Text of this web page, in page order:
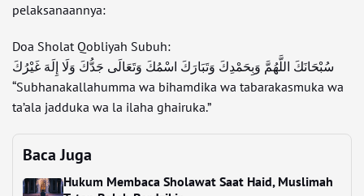
pelaksanaannya:
Doa Sholat Qobliyah Subuh:
سُبْحَانَكَ اللَّهُمَّ وَبِحَمْدِكَ وَتَبَارَكَ اسْمُكَ وَتَعَالَى جَدُّكَ وَلَا إِلَهَ غَيْرُكَ
“Subhanakallahumma wa bihamdika wa tabarakasmuka wa
ta’ala jadduka wa la ilaha ghairuka.”
Baca Juga
Hukum Membaca Sholawat Saat Haid, Muslimah